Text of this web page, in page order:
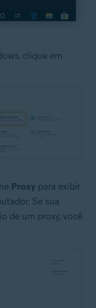
clique em
Proxy para exibir
Se sua
de um proxy, você